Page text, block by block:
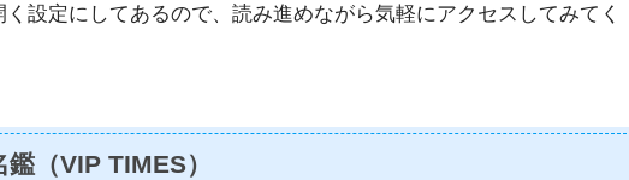
設定にしてあるので、読み進めながら気軽にアクセスしてみてく
（VIP TIMES）